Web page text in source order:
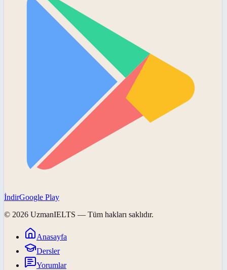
İndirGoogle Play
© 2026 UzmanIELTS — Tüm hakları saklıdır.
Anasayfa
Dersler
Yorumlar